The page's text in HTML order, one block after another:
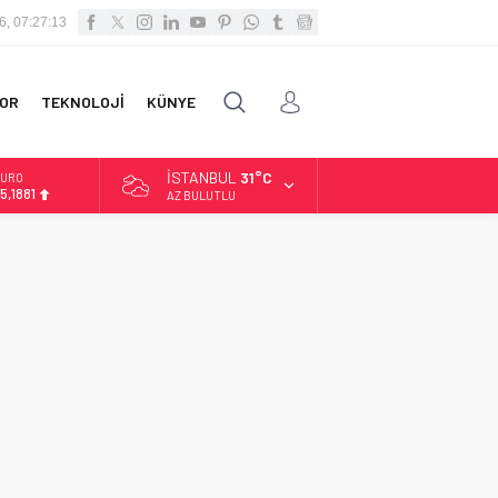
07:27:13
TEKNOLOJİ KÜNYE
İSTANBUL 31°C
AZ BULUTLU